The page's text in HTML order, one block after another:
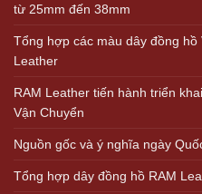
từ 25mm đến 38mm
Tổng hợp các màu dây đồng
Leather
RAM Leather tiến hành triển
Vận Chuyển
Nguồn gốc và ý nghĩa ngày
Tổng hợp dây đồng hồ RAM